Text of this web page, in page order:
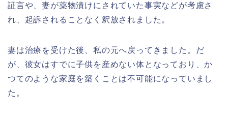
証言や、妻が薬物漬けにされていた事実などが考慮さ
れ、起訴されることなく釈放されました。
妻は治療を受けた後、私の元へ戻ってきました。だ
が、彼女はすでに子供を産めない体となっており、か
つてのような家庭を築くことは不可能になっていまし
た。